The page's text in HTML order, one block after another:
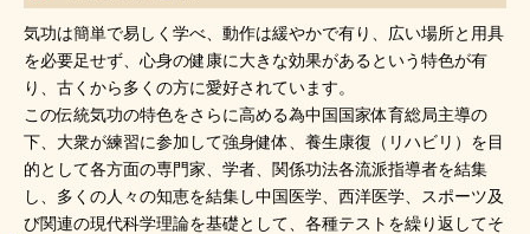
気功は簡単で易しく学べ、動作は緩やかで有り、広い場所と用具
を必要足せず、心身の健康に大きな効果があるという特色が有
り、古くから多くの方に愛好されています。
この伝統気功の特色をさらに高める為中国国家体育総局主導の
下、大衆が練習に参加して強身健体、養生康復（リハビリ）を目
的として各方面の専門家、学者、関係功法各流派指導者を結集
し、多くの人々の知恵を結集し中国医学、西洋医学、スポーツ及
び関連の現代科学理論を基礎として、各種テストを繰り返してそ